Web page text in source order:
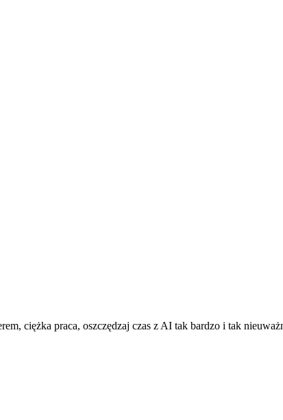
ciężka praca, oszczędzaj czas z AI tak bardzo i tak